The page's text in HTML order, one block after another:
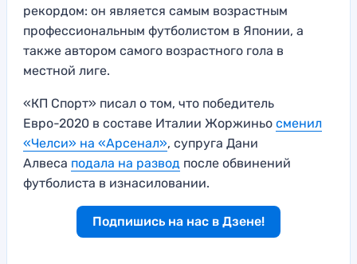
рекордом: он является самым возрастным
профессиональным футболистом в Японии, а
также автором самого возрастного гола в
местной лиге.
«КП Спорт» писал о том, что победитель
Евро-2020 в составе Италии Жоржиньо сменил
«Челси» на «Арсенал», супруга Дани
Алвеса подала на развод после обвинений
футболиста в изнасиловании.
Подпишись на нас в Дзене!